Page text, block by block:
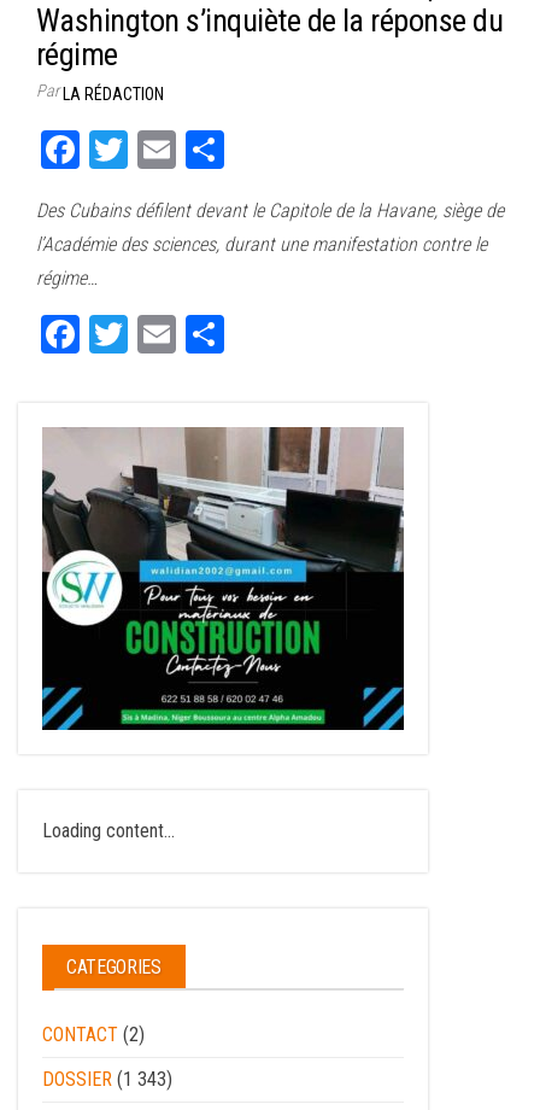
Washington s’inquiète de la réponse du
régime
ParLA RÉDACTION
Fa
bo
ok
T
tt
er
E
ail ag
er
Des Cubains défilent devant le Capitole de la Havane, siège de
l’Académie des sciences, durant une manifestation contre le
régime…
Fa T
er
E
er
Loading content...
CATEGORIES
CONTACT (2)
DOSSIER (1 343)